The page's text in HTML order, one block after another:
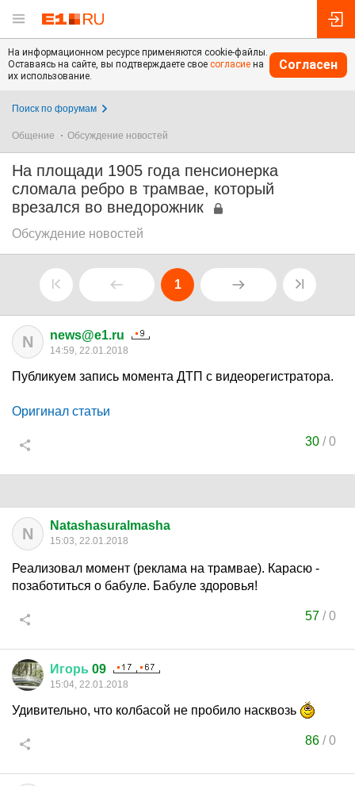
На информационном ресурсе применяются cookie-файлы.
Оставаясь на сайте, вы подтверждаете свое согласие на
их использование.
Согласен
Поиск по форумам
Общение Обсуждение новостей
На площади 1905 года пенсионерка
сломала ребро в трамвае, который
врезался во внедорожник
Обсуждение новостей
1
N news@e1.ru
14:59, 22.01.2018
Публикуем запись момента ДТП с видеорегистратора.
Оригинал статьи
30 /0
N Natashasuralmasha
15:03, 22.01.2018
Реализовал момент (реклама на трамвае). Карасю -
позаботиться о бабуле. Бабуле здоровья!
57 /0
Игорь 09
15:04, 22.01.2018
Удивительно, что колбасой не пробило насквозь
86 /0